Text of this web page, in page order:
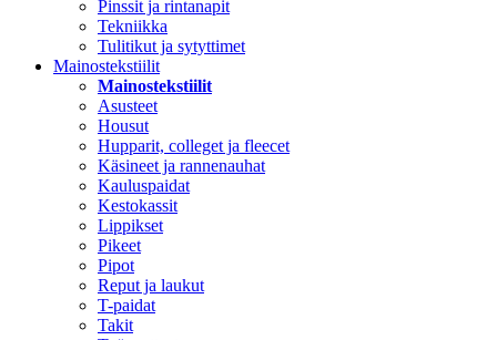
Pinssit ja rintanapit
Tekniikka
Tulitikut ja sytyttimet
Mainostekstiilit
Mainostekstiilit
Asusteet
Housut
Hupparit, colleget ja fleecet
Käsineet ja rannenauhat
Kauluspaidat
Kestokassit
Lippikset
Pikeet
Pipot
Reput ja laukut
T-paidat
Takit